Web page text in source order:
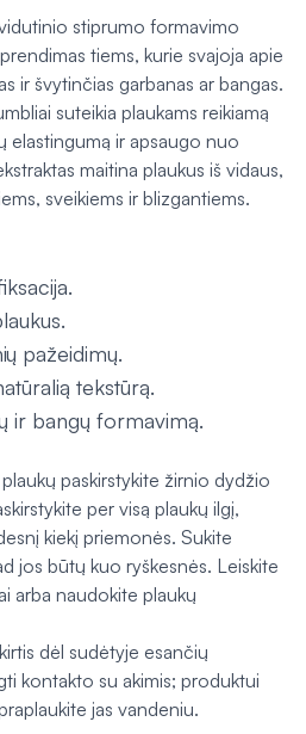
stiprumo formavimo
tiems, kurie svajoja apie
ir švytinčias garbanas ar bangas.
suteikia plaukams reikiamą
elastingumą ir apsaugo nuo
maitina plaukus iš vidaus,
sveikiems ir blizgantiems.
pažeidimų.
tekstūrą.
ir bangų formavimą.
paskirstykite žirnio dydžio
per visą plaukų ilgį,
kiekį priemonės. Sukite
jos būtų kuo ryškesnės. Leiskite
arba naudokite plaukų
dėl sudėtyje esančių
kontakto su akimis; produktui
jas vandeniu.